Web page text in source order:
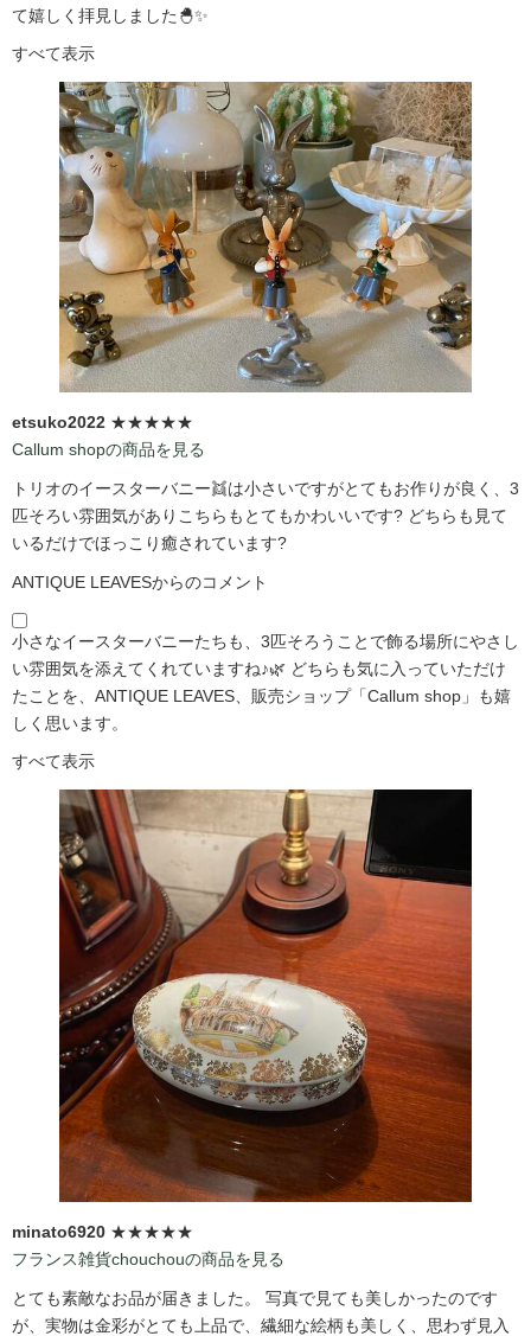
て嬉しく拝見しました🐣✨
すべて表示
etsuko2022 ★★★★★
Callum shopの商品を見る
トリオのイースターバニー👯は小さいですがとてもお作りが良く、3
匹そろい雰囲気がありこちらもとてもかわいいです?️ どちらも見て
いるだけでほっこり癒されています?️
ANTIQUE LEAVESからのコメント
小さなイースターバニーたちも、3匹そろうことで飾る場所にやさし
い雰囲気を添えてくれていますね♪🌿 どちらも気に入っていただけ
たことを、ANTIQUE LEAVES、販売ショップ「Callum shop」も嬉
しく思います。
すべて表示
minato6920 ★★★★★
フランス雑貨chouchouの商品を見る
とても素敵なお品が届きました。 写真で見ても美しかったのです
が、実物は金彩がとても上品で、繊細な絵柄も美しく、思わず見入